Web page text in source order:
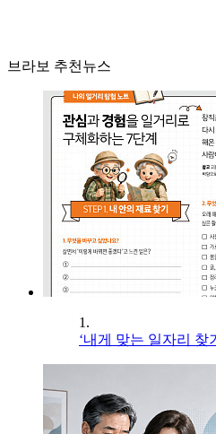
브라보 추천뉴스
1.
‘내게 맞는 일자리 찾